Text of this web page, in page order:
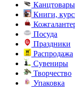
Канцтовары
Книги,
Посуда
Праздники
Распродажа
Сувениры
Творчество
Упаковка